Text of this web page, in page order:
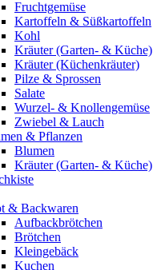
Fruchtgemüse
Kartoffeln & Süßkartoffeln
Kohl
Kräuter (Garten- & Küche)
Kräuter (Küchenkräuter)
Pilze & Sprossen
Salate
Wurzel- & Knollengemüse
Zwiebel & Lauch
& Pflanzen
Blumen
Kräuter (Garten- & Küche)
& Backwaren
Aufbackbrötchen
Brötchen
Kleingebäck
Kuchen